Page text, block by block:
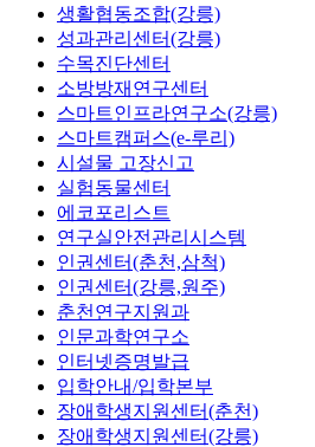
생활협동조합(강릉)
성과관리센터(강릉)
수목진단센터
소방방재연구센터
스마트인프라연구소(강릉)
스마트캠퍼스(e-루리)
시설물 고장신고
실험동물센터
에코포리스트
연구실안전관리시스템
인권센터(춘천,삼척)
인권센터(강릉,원주)
춘천연구지원과
인문과학연구소
인터넷증명발급
입학안내/입학본부
장애학생지원센터(춘천)
장애학생지원센터(강릉)